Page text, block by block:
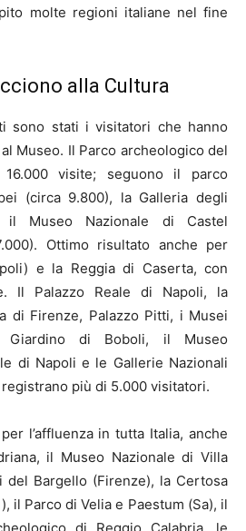
molte regioni italiane nel fine
alla Cultura
sono stati i visitatori che hanno
Museo. Il Parco archeologico del
visite; seguono il parco
(circa 9.800), la Galleria degli
Museo Nazionale di Castel
Ottimo risultato anche per
e la Reggia di Caserta, con
Il Palazzo Reale di Napoli, la
di Firenze, Palazzo Pitti, i Musei
di Boboli, il Museo
di Napoli e le Gallerie Nazionali
più di 5.000 visitatori.
l’affluenza in tutta Italia, anche
il Museo Nazionale di Villa
del Bargello (Firenze), la Certosa
il Parco di Velia e Paestum (Sa), il